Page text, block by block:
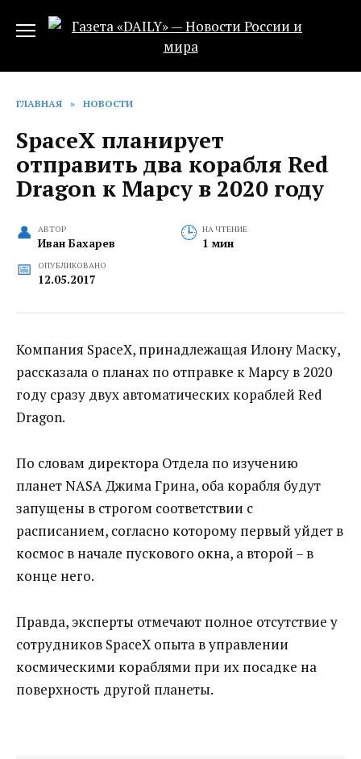
ГЛАВНАЯ » НОВОСТИ
SpaceX планирует
отправить два корабля Red
Dragon к Марсу в 2020 году
АВТОР
Иван Бахарев
НА ЧТЕНИЕ
1 мин
ОПУБЛИКОВАНО
12.05.2017
Компания SpaceX, принадлежащая Илону Маску,
рассказала о планах по отправке к Марсу в 2020
году сразу двух автоматических кораблей Red
Dragon.
По словам директора Отдела по изучению
планет NASA Джима Грина, оба корабля будут
запущены в строгом соответствии с
расписанием, согласно которому первый уйдет в
космос в начале пускового окна, а второй – в
конце него.
Правда, эксперты отмечают полное отсутствие у
сотрудников SpaceX опыта в управлении
космическими кораблями при их посадке на
поверхность другой планеты.